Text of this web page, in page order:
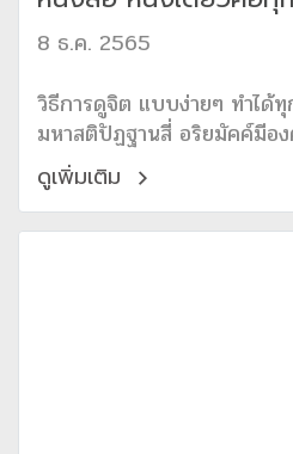
8 ธ.ค. 2565
วิธีการดูจิต แบบง่ายๆ ทำได้
มหาสติปัฏฐานสี่ อริยมัคค์มีอ
ดูเพิ่มเติม